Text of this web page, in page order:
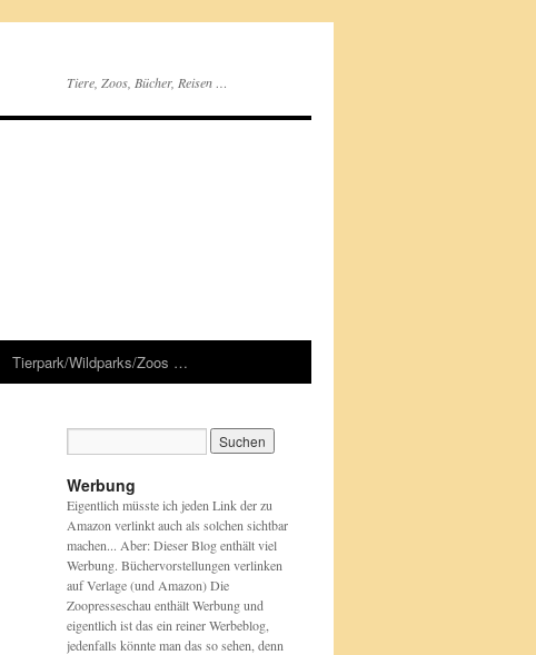
Tiere, Zoos, Bücher, Reisen …
Tierpark/Wildparks/Zoos …
Werbung
Eigentlich müsste ich jeden Link der zu
Amazon verlinkt auch als solchen sichtbar
machen... Aber: Dieser Blog enthält viel
Werbung. Büchervorstellungen verlinken
auf Verlage (und Amazon) Die
Zoopresseschau enthält Werbung und
eigentlich ist das ein reiner Werbeblog,
jedenfalls könnte man das so sehen, denn